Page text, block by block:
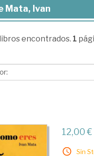
Mata, Ivan
libros encontrados. 1
12,00 €
Sin